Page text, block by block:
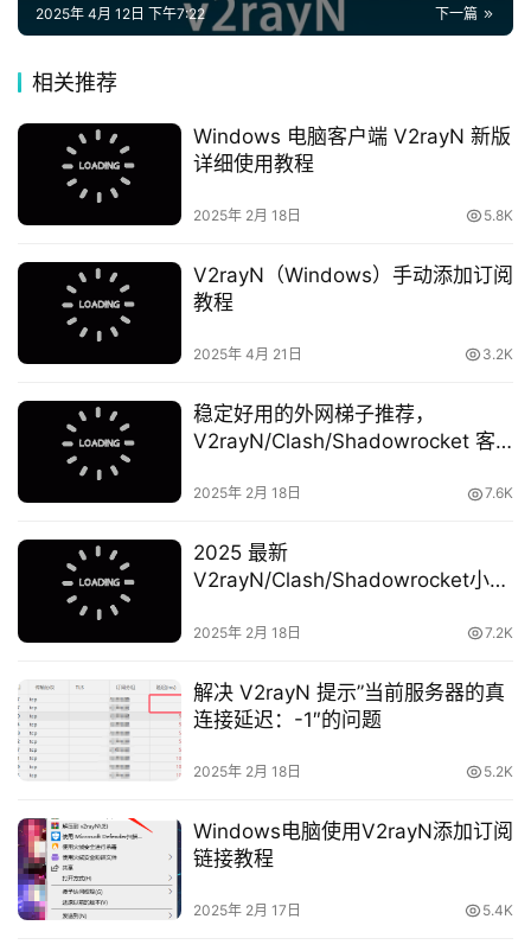
下一篇
2025年 4月 12日 下午7:22
相关推荐
Windows 电脑客户端 V2rayN 新版
详细使用教程
2025年 2月 18日 5.8K
V2rayN（Windows）手动添加订阅
教程
2025年 4月 21日 3.2K
稳定好用的外网梯子推荐，
V2rayN/Clash/Shadowrocket 客
2025年 2月 18日 7.6K
2025 最新
V2rayN/Clash/Shadowrocket小火
2025年 2月 18日 7.2K
解决 V2rayN 提示”当前服务器的真
连接延迟：-1″的问题
2025年 2月 18日 5.2K
Windows电脑使用V2rayN添加订阅
链接教程
2025年 2月 17日 5.4K